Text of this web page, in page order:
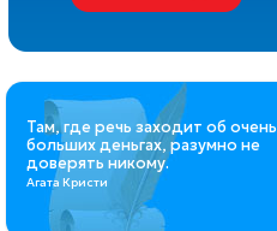
Там, где речь заходит об очень
больших деньгах, разумно не
доверять никому.
Агата Кристи